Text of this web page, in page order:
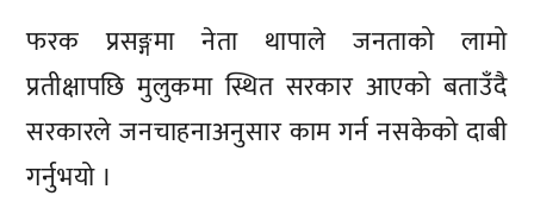
फरक प्रसङ्गमा नेता थापाले जनताको लामो
प्रतीक्षापछि मुलुकमा स्थित सरकार आएको बताउँदै
सरकारले जनचाहनाअनुसार काम गर्न नसकेको दाबी
गर्नुभयो ।